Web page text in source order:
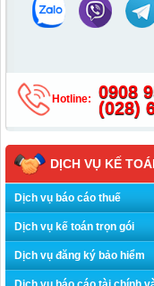
Hotline:
0908
(028)
DỊCH VỤ KẾ
Dịch vụ báo cáo thuế
Dịch vụ kế toán trọn gói
Dịch vụ đăng ký bảo hiểm